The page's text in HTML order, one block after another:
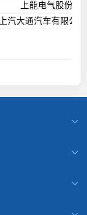
上能电气股份有
上汽大通汽车有限公